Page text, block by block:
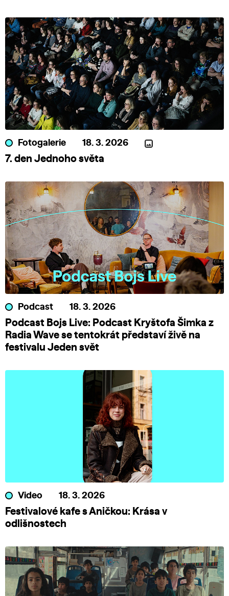
Fotogalerie 18. 3. 2026
7. den Jednoho světa
Podcast 18. 3. 2026
Podcast Bojs Live: Podcast Kryštofa Šimka z
Radia Wave se tentokrát představí živě na
festivalu Jeden svět
Video 18. 3. 2026
Festivalové kafe s Aničkou: Krása v
odlišnostech